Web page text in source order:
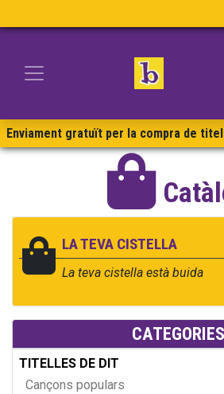
Enviament gratuït per la compra de
LA TEVA CISTELLA
La teva cistella està buida
CATEGORIES
TITELLES DE DIT
Cançons populars